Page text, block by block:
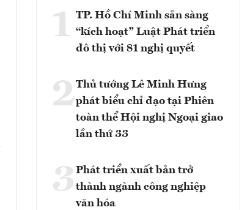
1 TP. Hồ Chí Minh sẵn sàng
“kích hoạt” Luật Phát triển
đô thị với 81 nghị quyết
2Thủ tướng Lê Minh Hưng
phát biểu chỉ đạo tại Phiên
toàn thể Hội nghị Ngoại giao
lần thứ 33
3 Phát triển xuất bản trở
thành ngành công nghiệp
văn hóa